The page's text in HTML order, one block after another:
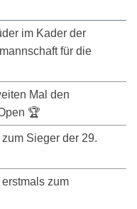
im Kader der
für die
Mal den
🏆
Sieger der 29.
zum